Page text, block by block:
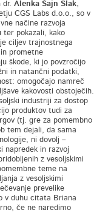
dr.Alenka Šajn Slak,
CGS Labs d.o.o., so v
načine razvoja
ter pokazali, kako
ciljev trajnostnega
prometne
škode, ki jo povzročijo
in natančni podatki,
omogočajo namreč
kakovosti obstoječih.
industriji za dostop
produktov tudi za
(tj. gre za pomembno
tem dejali, da sama
ni dovolj –
napredek in razvoj
z vesoljskimi
teme na
z vesoljskimi
prevelike
v duhu citata Briana
če ne naredimo